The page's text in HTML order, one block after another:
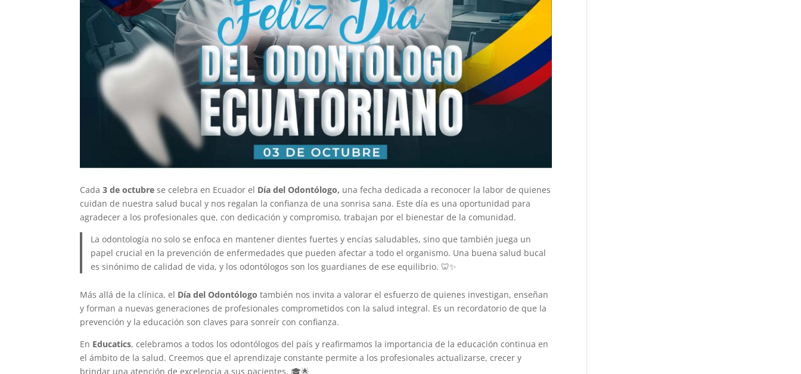
Cada3 de octubre se celebra en Ecuador el Día del Odontólogo, una fecha dedicada a reconocer la labor de quienes
cuidan de nuestra salud bucal y nos regalan la confianza de una sonrisa sana. Este día es una oportunidad para
agradecer a los profesionales que, con dedicación y compromiso, trabajan por el bienestar de la comunidad.
La odontología no solo se enfoca en mantener dientes fuertes y encías saludables, sino que también juega un
papel crucial en la prevención de enfermedades que pueden afectar a todo el organismo. Una buena salud bucal
es sinónimo de calidad de vida, y los odontólogos son los guardianes de ese equilibrio. 🦷✨
Más allá de la clínica, el Día del Odontólogotambién nos invita a valorar el esfuerzo de quienes investigan, enseñan
y forman a nuevas generaciones de profesionales comprometidos con la salud integral. Es un recordatorio de que la
prevención y la educación son claves para sonreír con confianza.
En Educatics, celebramos a todos los odontólogos del país y reafirmamos la importancia de la educación continua en
el ámbito de la salud. Creemos que el aprendizaje constante permite a los profesionales actualizarse, crecer y
brindar una atención de excelencia a sus pacientes. 🎓🌟